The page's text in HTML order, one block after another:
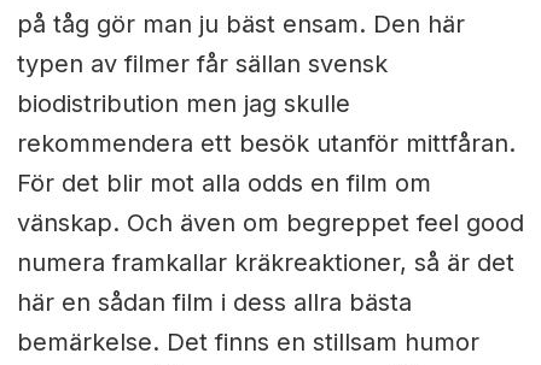
på tåg gör man ju bäst ensam. Den här
typen av filmer får sällan svensk
biodistribution men jag skulle
rekommendera ett besök utanför mittfåran.
För det blir mot alla odds en film om
vänskap. Och även om begreppet feel good
numera framkallar kräkreaktioner, så är det
här en sådan film i dess allra bästa
bemärkelse. Det finns en stillsam humor